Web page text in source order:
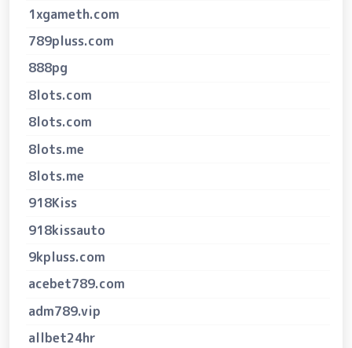
1xgameth.com
789pluss.com
888pg
8lots.com
8lots.com
8lots.me
8lots.me
918Kiss
918kissauto
9kpluss.com
acebet789.com
adm789.vip
allbet24hr